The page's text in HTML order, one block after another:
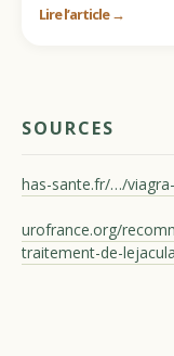
Lire l’article →
SOURCES
has-sante.fr/…/
urofrance.org/
traitement-de-